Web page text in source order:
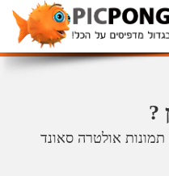
?
אולטרה סאונד